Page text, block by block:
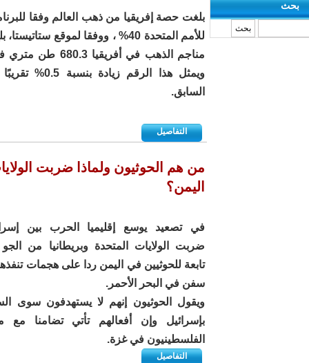
بحث
بلغت حصة إفريقيا من ذهب العالم وفقا
للأمم المتحدة 40% ، ووفقا لموقع
ويمثل هذا الرقم
السابق.
التفاصيل
من هم الحوثيون ولماذا ضربت
اليمن؟
في تصعيد يوسع إقليميا الحرب بين
ضربت الولايات المتحدة وبريطانيا من
تابعة للحوثيين في اليمن ردا على هجمات
سفن في البحر الأحمر.
ويقول الحوثيون إنهم لا يستهدفون سوى
بإسرائيل وإن أفعالهم تأتي تضامنا
الفلسطينيون في غزة.
التفاصيل